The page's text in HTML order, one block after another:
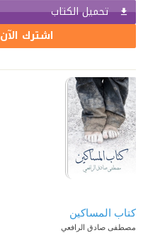
تحميل الكتاب
اشترك الآن
كتاب المساكين
مصطفى صادق الرافعي